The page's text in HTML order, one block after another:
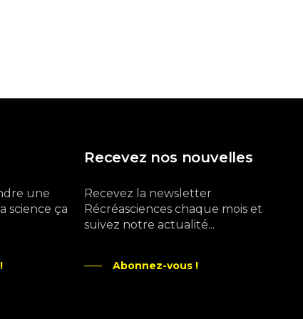
une
science ça
Recevez nos nouvelles
Recevez la newsletter
Récréasciences chaque mois et
suivez notre actualité...
Abonnez-vous !